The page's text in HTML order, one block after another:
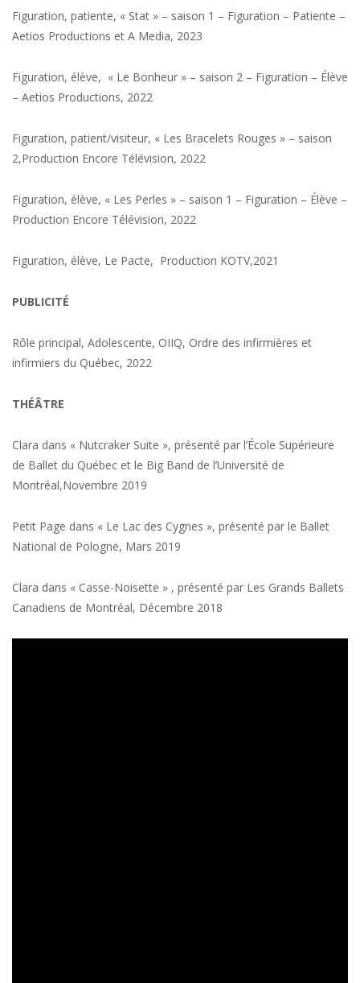
Figuration, patiente, « Stat » – saison 1 – Figuration – Patiente –
Aetios Productions et A Media, 2023
Figuration, élève, « Le Bonheur » – saison 2 – Figuration – Élève
– Aetios Productions, 2022
Figuration, patient/visiteur, « Les Bracelets Rouges » – saison
2,Production Encore Télévision, 2022
Figuration, élève, « Les Perles » – saison 1 – Figuration – Élève –
Production Encore Télévision, 2022
Figuration, élève, Le Pacte, Production KOTV,2021
PUBLICITÉ
Rôle principal, Adolescente, OIIQ, Ordre des infirmières et
infirmiers du Québec, 2022
THÉÂTRE
Clara dans « Nutcraker Suite », présenté par l’École Supérieure
de Ballet du Québec et le Big Band de l’Université de
Montréal,Novembre 2019
Petit Page dans « Le Lac des Cygnes », présenté par le Ballet
National de Pologne, Mars 2019
Clara dans « Casse-Noisette » , présenté par Les Grands Ballets
Canadiens de Montréal, Décembre 2018